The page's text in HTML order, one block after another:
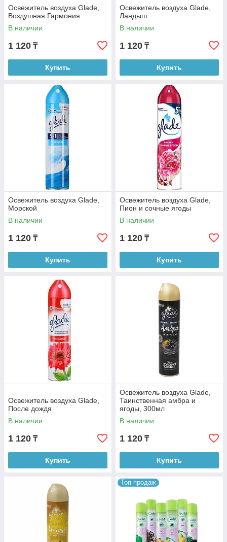
Освежитель воздуха Glade,
Воздушная Гармония
В наличии
1 120 ₸
Купить
Освежитель воздуха Glade,
Ландыш
В наличии
1 120 ₸
Купить
Освежитель воздуха Glade,
Морской
В наличии
1 120 ₸
Купить
Освежитель воздуха Glade,
Пион и сочные ягоды
В наличии
1 120 ₸
Купить
Освежитель воздуха Glade,
После дождя
В наличии
1 120 ₸
Купить
Освежитель воздуха Glade,
Таинственная амбра и
ягоды, 300мл
В наличии
1 120 ₸
Купить
Топ продаж